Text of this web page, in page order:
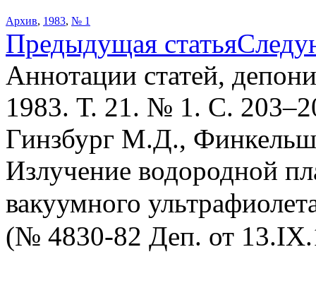
Архив, 1983, № 1
Предыдущая статья
Аннотации статей,
1983. Т. 21. № 1. С.
Гинзбург М.Д.,
Излучение водородной
вакуумного
(№ 4830-82 Деп. от